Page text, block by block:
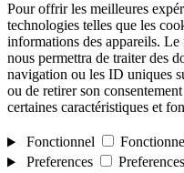
Pour offrir les meilleures
technologies telles que les
informations des appareils.
nous permettra de traiter des
navigation ou les ID uniques
ou de retirer son
certaines caractéristiques et
Fonctionnel
Preferences
Preferences